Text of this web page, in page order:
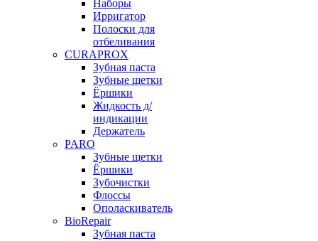
Наборы
Ирригатор
Полоски для
отбеливания
CURAPROX
Зубная паста
Зубные щетки
Ёршики
Жидкость д/
индикации
Держатель
PARO
Зубные щетки
Ёршики
Зубочистки
Флоссы
Ополаскиватель
BioRepair
Зубная паста